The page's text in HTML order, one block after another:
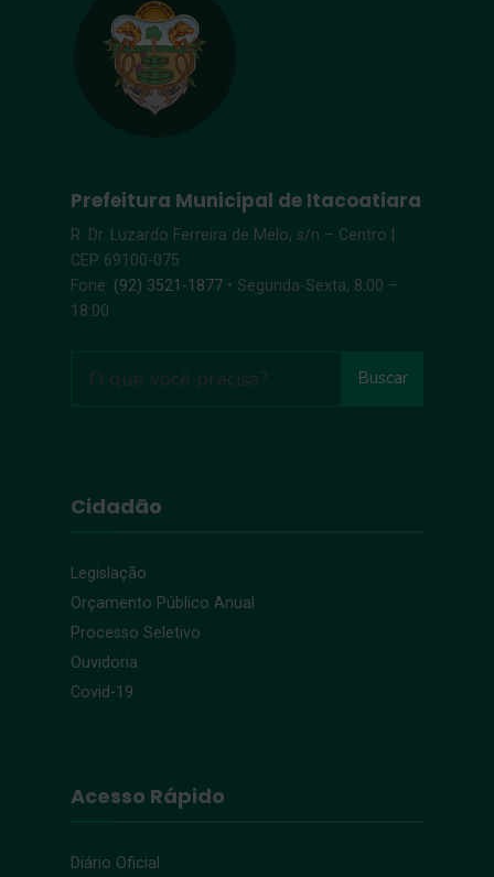
Prefeitura Municipal de Itacoatiara
R. Dr. Luzardo Ferreira de Melo, s/n – Centro |
CEP 69100-075
Fone: (92) 3521-1877 • Segunda-Sexta, 8:00 –
18:00
Buscar
Cidadão
Legislação
Orçamento Público Anual
Processo Seletivo
Ouvidoria
Covid-19
Acesso Rápido
Diário Oficial